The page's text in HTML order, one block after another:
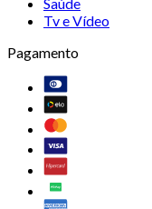
Tv e Vídeo
Pagamento